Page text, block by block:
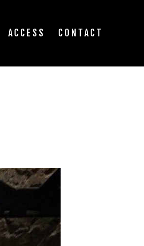
ACCESS CONTACT